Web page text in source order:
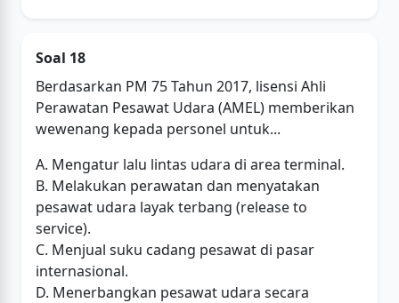
Soal 18
Berdasarkan PM 75 Tahun 2017, lisensi Ahli
Perawatan Pesawat Udara (AMEL) memberikan
wewenang kepada personel untuk...
A. Mengatur lalu lintas udara di area terminal.
B. Melakukan perawatan dan menyatakan
pesawat udara layak terbang (release to
service).
C. Menjual suku cadang pesawat di pasar
internasional.
D. Menerbangkan pesawat udara secara